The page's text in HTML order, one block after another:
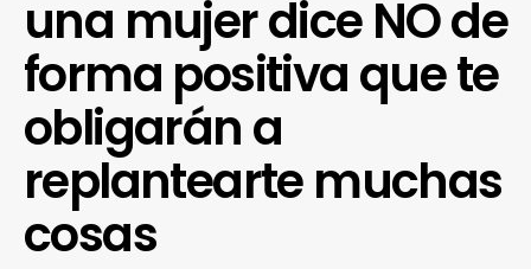
una mujer dice NO de
forma positiva que te
obligarán a
replantearte muchas
cosas